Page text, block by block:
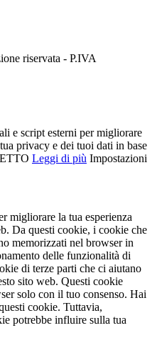
riservata - P.IVA
e script esterni per migliorare
privacy e dei tuoi dati in base
Leggi di più Impostazioni
migliorare la tua esperienza
Da questi cookie, i cookie che
memorizzati nel browser in
delle funzionalità di
di terze parti che ci aiutano
sito web. Questi cookie
solo con il tuo consenso. Hai
cookie. Tuttavia,
potrebbe influire sulla tua